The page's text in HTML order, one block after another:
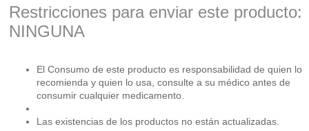
Restricciones para enviar este producto:
NINGUNA
El Consumo de este producto es responsabilidad de quien lo
recomienda y quien lo usa, consulte a su médico antes de
consumir cualquier medicamento.
Las existencias de los productos no están actualizadas.